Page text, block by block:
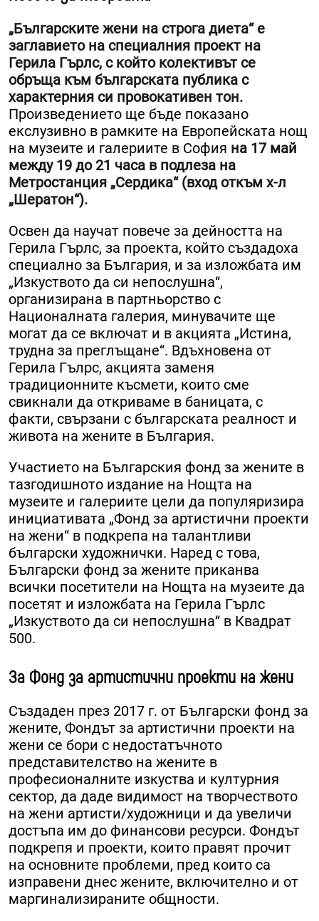
„Българските жени на строга диета“ е
заглавието на специалния проект на
Герила Гърлс, с който колективът се
обръща към българската публика с
характерния си провокативен тон.
Произведението ще бъде показано
екслузивно в рамките на Европейската нощ
на музеите и галериите в София на 17 май
между 19 до 21 часа в подлеза на
Метростанция „Сердика“ (вход откъм х-л
„Шератон“).
Освен да научат повече за дейността на
Герила Гърлс, за проекта, който създадоха
специално за България, и за изложбата им
„Изкуството да си непослушна“,
организирана в партньорство с
Националната галерия, минувачите ще
могат да се включат и в акцията „Истина,
трудна за преглъщане“. Вдъхновена от
Герила Гълрс, акцията заменя
традиционните късмети, които сме
свикнали да откриваме в баницата, с
факти, свързани с българската реалност и
живота на жените в България.
Участието на Българския фонд за жените в
тазгодишното издание на Нощта на
музеите и галериите цели да популяризира
инициативата „Фонд за артистични проекти
на жени“ в подкрепа на талантливи
български художнички. Наред с това,
Български фонд за жените приканва
всички посетители на Нощта на музеите да
посетят и изложбата на Герила Гърлс
„Изкуството да си непослушна“ в Квадрат
500.
За Фонд за артистични проекти на жени
Създаден през 2017 г. от Български фонд за
жените, Фондът за артистични проекти на
жени се бори с недостатъчното
представителство на жените в
професионалните изкуства и културния
сектор, да даде видимост на творчеството
на жени артисти/художници и да увеличи
достъпа им до финансови ресурси. Фондът
подкрепя и проекти, които правят прочит
на основните проблеми, пред които са
изправени днес жените, включително и от
маргинализираните общности.